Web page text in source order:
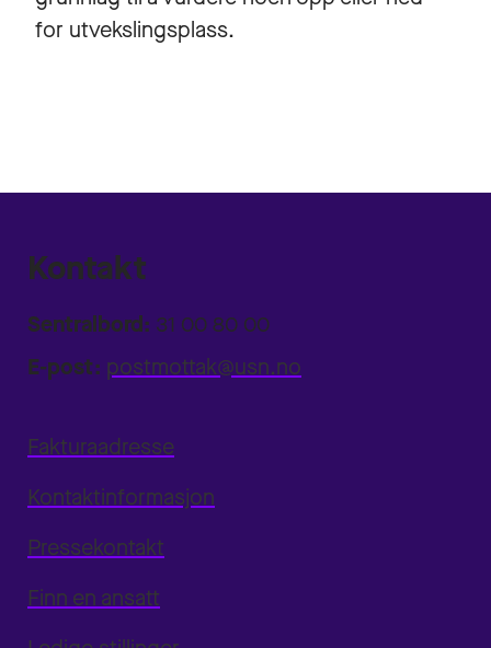
for utvekslingsplass.
Kontakt
Sentralbord: 31 00 80 00
E-post: postmottak@usn.no
Fakturaadresse
Kontaktinformasjon
Pressekontakt
Finn en ansatt